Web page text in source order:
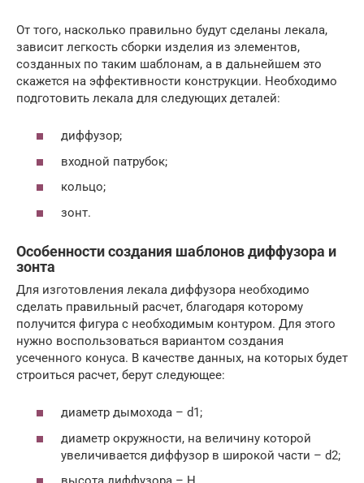
От того, насколько правильно будут сделаны лекала,
зависит легкость сборки изделия из элементов,
созданных по таким шаблонам, а в дальнейшем это
скажется на эффективности конструкции. Необходимо
подготовить лекала для следующих деталей:
диффузор;
входной патрубок;
кольцо;
зонт.
Особенности создания шаблонов диффузора и
зонта
Для изготовления лекала диффузора необходимо
сделать правильный расчет, благодаря которому
получится фигура с необходимым контуром. Для этого
нужно воспользоваться вариантом создания
усеченного конуса. В качестве данных, на которых будет
строиться расчет, берут следующее:
диаметр дымохода – d1;
диаметр окружности, на величину которой
увеличивается диффузор в широкой части – d2;